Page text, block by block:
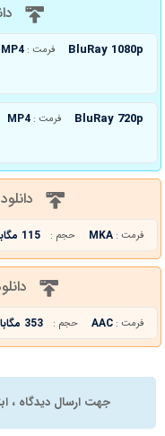
BluRay 1080p فرمت : MP4
BluRay 720p فرمت : MP4
فرمت : MKA حجم : 115 مگابایت
فرمت : AAC حجم : 353 مگابایت
جهت ارسال دیدگاه ،